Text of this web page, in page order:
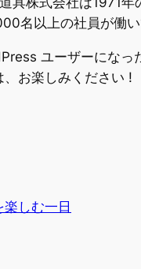
名以上の社員が働
ユーザーになっ
、お楽しみください !
しむ一日